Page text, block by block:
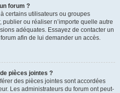
forum ?
certains utilisateurs ou groupes
publier ou réaliser n’importe quelle autre
adéquates. Essayez de contacter un
afin de lui demander un accès.
pièces jointes ?
des pièces jointes sont accordées
Les administrateurs du forum ont peut-